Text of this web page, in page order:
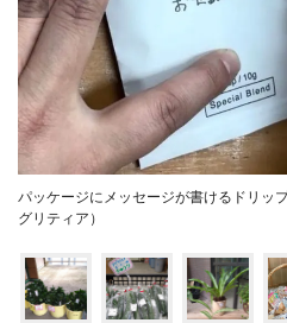
パッケージにメッセージが書けるドリッ
グリティア）